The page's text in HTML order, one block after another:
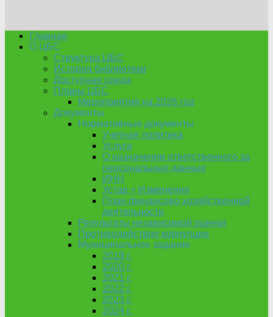
Главная
О ЦБС
Структура ЦБС
История библиотеки
Доступная среда
Планы ЦБС
Мероприятия на 2026 год
Документы
Нормативные документы
Учетная политика
Услуги
О назначении ответственного за
персональные данные
ИНН
Устав + Изменения
План финансово хозяйственной
деятельности
Результаты независимой оценки
Противодействие коррупции
Муниципальное задание
2019 г.
2020 г.
2021 г.
2022 г.
2023 г.
2024 г.